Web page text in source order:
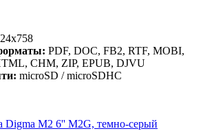
PDF, DOC, FB2, RTF, MOBI,
CHM, ZIP, EPUB, DJVU
microSD / microSDHC
Digma M2 6'' M2G, темно-серый